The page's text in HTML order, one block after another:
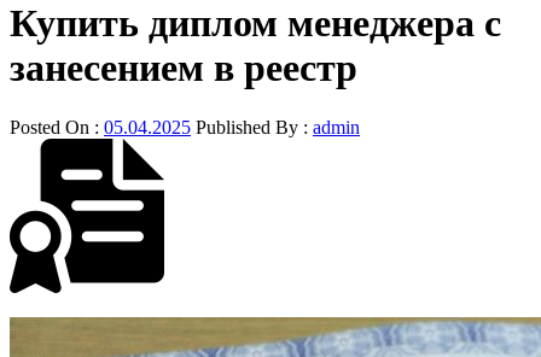
Купить диплом менеджера с
занесением в реестр
Posted On : 05.04.2025 Published By : admin